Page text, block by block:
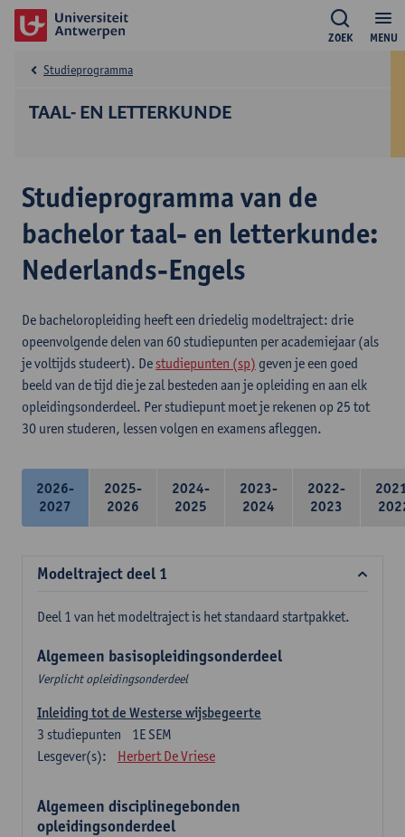
MENU
ZOEK
TAAL- EN LETTERKUNDE
Studieprogramma
Studieprogramma van de
bachelor taal- en letterkunde:
Nederlands-Engels
De bacheloropleiding heeft een driedelig modeltraject: drie
opeenvolgende delen van 60 studiepunten per academiejaar (als
je voltijds studeert). De studiepunten (sp) geven je een goed
beeld van de tijd die je zal besteden aan je opleiding en aan elk
opleidingsonderdeel. Per studiepunt moet je rekenen op 25 tot
30 uren studeren, lessen volgen en examens afleggen.
2026-
2027
2025-
2026
2024-
2025
2023-
2024
2022-
2023
Modeltraject deel 1
Deel 1 van het modeltraject is het standaard startpakket.
Algemeen basisopleidingsonderdeel
Verplicht opleidingsonderdeel
Inleiding tot de Westerse wijsbegeerte
1E SEM
3 studiepunten
Lesgever(s):
Herbert De Vriese
Algemeen disciplinegebonden
opleidingsonderdeel